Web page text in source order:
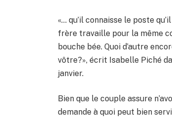
«… qu’il connaisse le poste
frère travaille pour la même
bouche bée. Quoi d’autre
vôtre?», écrit Isabelle Piché
janvier.
Bien que le couple assure
demande à quoi peut bien